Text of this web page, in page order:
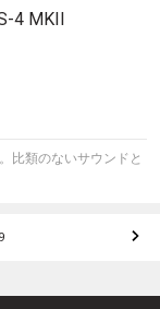
4 MKII
比類のないサウンドと
9